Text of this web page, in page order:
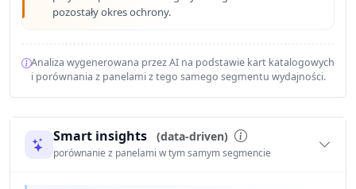
pozostały okres ochrony.
Analiza wygenerowana przez AI na podstawie kart katalogowych
i porównania z panelami z tego samego segmentu wydajności.
Smart insights (data-driven)
porównanie z panelami w tym samym segmencie